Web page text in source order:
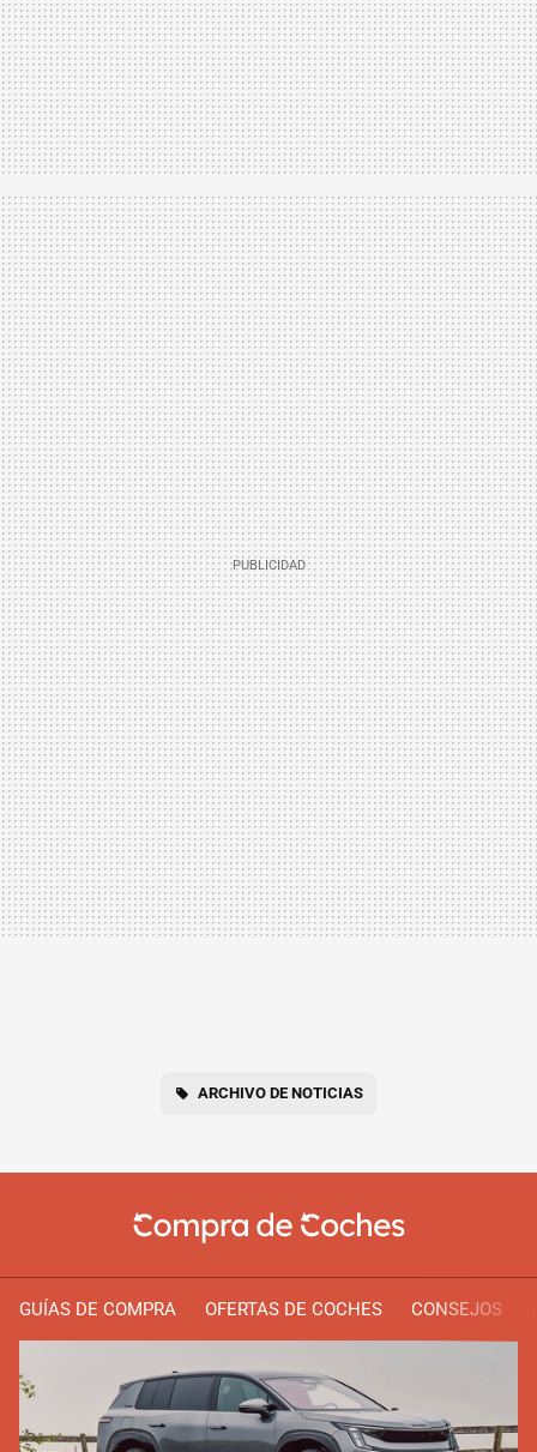
ARCHIVO DE NOTICIAS
GUÍAS DE COMPRA OFERTAS DE COCHES CONSEJOS